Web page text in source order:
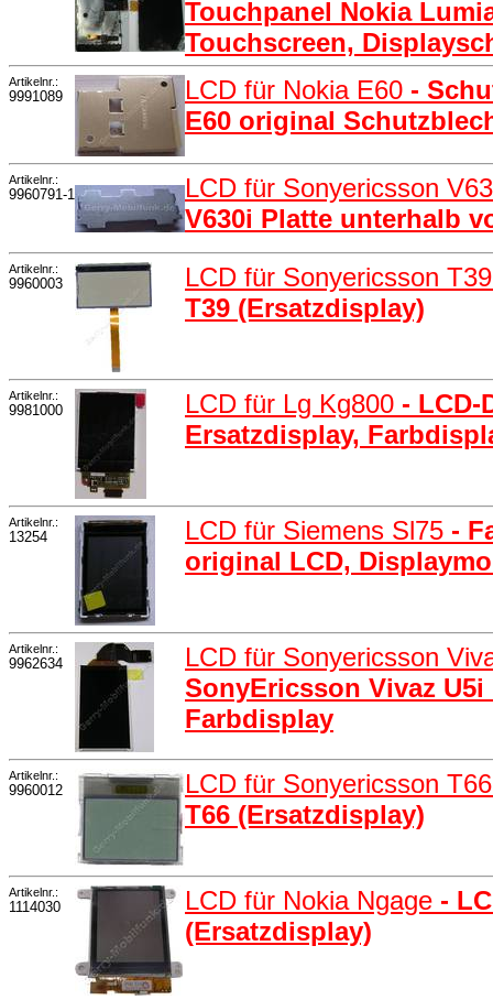
Touchpanel Nokia
Touchscreen,
Artikelnr.:
9991089 LCD für Nokia E60 -
E60 original
Artikelnr.:
9960791-1
LCD für Sonyericsson
V630i Platte unterhalb
Artikelnr.:
9960003
LCD für Sonyericsson
T39 (Ersatzdisplay)
Artikelnr.:
9981000 LCD für Lg Kg800 - LCD-
Ersatzdisplay,
Artikelnr.:
13254 LCD für Siemens Sl75 -
original LCD,
Artikelnr.:
9962634
LCD für Sonyericsson
SonyEricsson Vivaz
Farbdisplay
Artikelnr.:
9960012
LCD für Sonyericsson
T66 (Ersatzdisplay)
Artikelnr.:
1114030 LCD für Nokia Ngage -
(Ersatzdisplay)